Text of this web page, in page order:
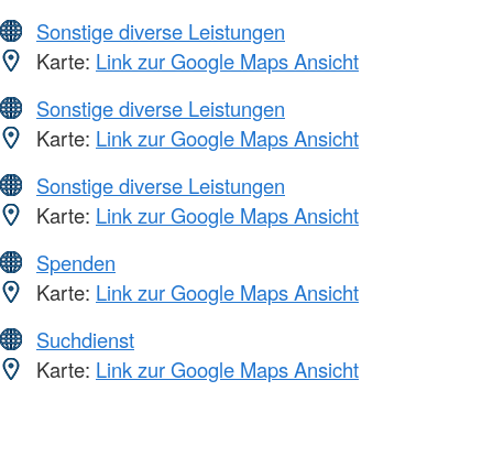
Sonstige diverse Leistungen
Karte: Link zur Google Maps Ansicht
Sonstige diverse Leistungen
Karte: Link zur Google Maps Ansicht
Sonstige diverse Leistungen
Karte: Link zur Google Maps Ansicht
Spenden
Karte: Link zur Google Maps Ansicht
Suchdienst
Karte: Link zur Google Maps Ansicht